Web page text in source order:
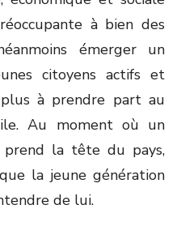
à bien des
émerger un
citoyens actifs et
à prendre part au
Au moment où un
prend la tête du pays,
la jeune génération
de lui.